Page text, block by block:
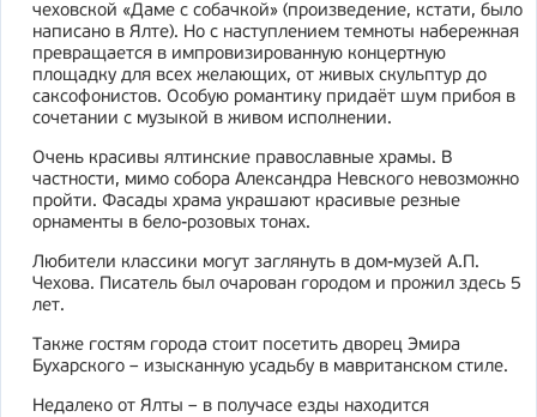
чеховской «Даме с собачкой» (произведение, кстати, было
написано в Ялте). Но с наступлением темноты набережная
превращается в импровизированную концертную
площадку для всех желающих, от живых скульптур до
саксофонистов. Особую романтику придаёт шум прибоя в
сочетании с музыкой в живом исполнении.
Очень красивы ялтинские православные храмы. В
частности, мимо собора Александра Невского невозможно
пройти. Фасады храма украшают красивые резные
орнаменты в бело-розовых тонах.
Любители классики могут заглянуть в дом-музей А.П.
Чехова. Писатель был очарован городом и прожил здесь 5
лет.
Также гостям города стоит посетить дворец Эмира
Бухарского – изысканную усадьбу в мавританском стиле.
Недалеко от Ялты – в получасе езды находится